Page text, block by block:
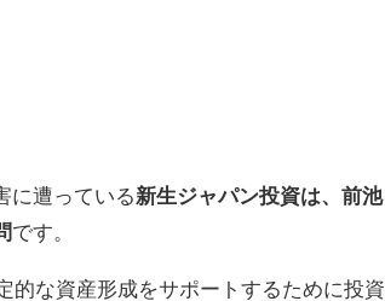
に遭っている新生ジャパン投資は、前池
です。
的な資産形成をサポートするために投資